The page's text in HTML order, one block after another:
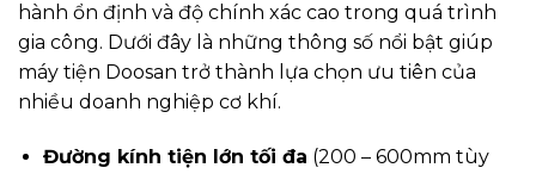
hành ổn định và độ chính xác cao trong quá trình
gia công. Dưới đây là những thông số nổi bật giúp
máy tiện Doosan trở thành lựa chọn ưu tiên của
nhiều doanh nghiệp cơ khí.
Đường kính tiện lớn tối đa (200 – 600mm tùy